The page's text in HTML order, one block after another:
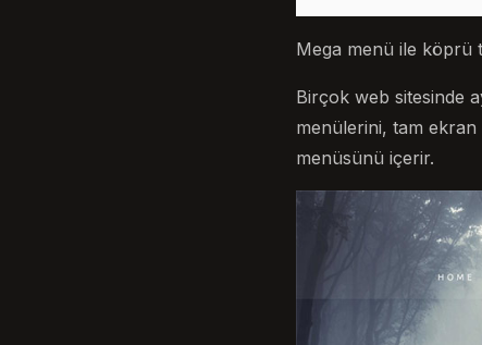
Mega menü ile köprü
Birçok web sitesinde
menülerini, tam
menüsünü içerir.